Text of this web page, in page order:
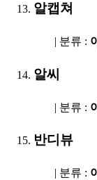
알캡쳐
| 분류 :
알씨
| 분류 :
반디뷰
| 분류 :